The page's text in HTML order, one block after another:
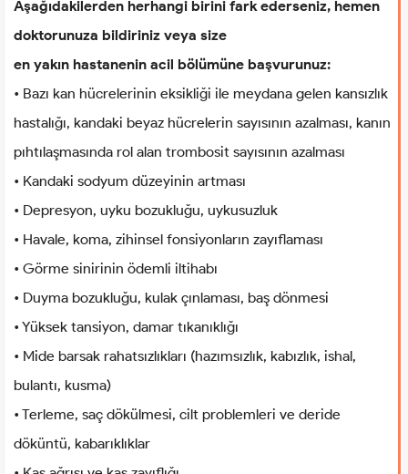
Aşağıdakilerden herhangi birini fark ederseniz, hemen
doktorunuza bildiriniz veya size
en yakın hastanenin acil bölümüne başvurunuz:
• Bazı kan hücrelerinin eksikliği ile meydana gelen kansızlık
hastalığı, kandaki beyaz hücrelerin sayısının azalması, kanın
pıhtılaşmasında rol alan trombosit sayısının azalması
• Kandaki sodyum düzeyinin artması
• Depresyon, uyku bozukluğu, uykusuzluk
• Havale, koma, zihinsel fonsiyonların zayıflaması
• Görme sinirinin ödemli iltihabı
• Duyma bozukluğu, kulak çınlaması, baş dönmesi
• Yüksek tansiyon, damar tıkanıklığı
• Mide barsak rahatsızlıkları (hazımsızlık, kabızlık, ishal,
bulantı, kusma)
• Terleme, saç dökülmesi, cilt problemleri ve deride
döküntü, kabarıklıklar